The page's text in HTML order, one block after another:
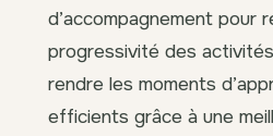
d’accompagnement pour
progressivité des
rendre les moments
efficients grâce à une